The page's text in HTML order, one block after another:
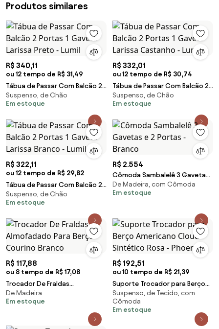
Produtos similares
R$ 340,11
ou 12 tempo de R$ 31,49
Tábua de Passar Com Balcão 2
Portas 1 Gaveta Larissa Preto -
Lumil
Suspenso, de Chão
Em estoque
R$ 332,01
ou 12 tempo de R$ 30,74
Tábua de Passar Com Balcão 2
Portas 1 Gaveta Larissa
Castanho - Lumil
Suspenso, de Chão
Em estoque
R$ 322,11
ou 12 tempo de R$ 29,82
Tábua de Passar Com Balcão 2
Portas 1 Gaveta Larissa Branco -
Lumil
Suspenso, de Chão
Em estoque
R$ 2.554
Cômoda Sambalelê 3 Gavetas
e 2 Portas - Branco
De Madeira, com Cômoda
Em estoque
R$ 117,88
ou 8 tempo de R$ 17,08
Trocador De Fraldas
Almofadado Para Berço
Courino Branco
De Madeira
Em estoque
R$ 192,51
ou 10 tempo de R$ 21,39
Suporte Trocador para Berço
Americano Cloud Sintético
Rosa - Phoenix
Suspenso, de Tecido, com
Cômoda
Em estoque